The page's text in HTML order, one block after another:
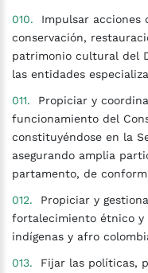
Impulsar acciones
conservación,
patrimonio cultural del
las entidades
Propiciar y
funcionamiento del
constituyéndose en la
asegurando amplia
partamento, de
Propiciar y
fortalecimiento étnico y
indígenas y afro
Fijar las políticas,